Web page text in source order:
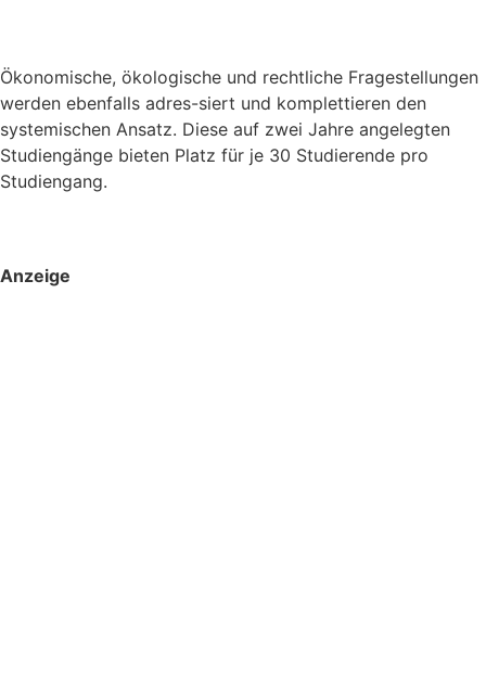
Ökonomische, ökologische und rechtliche Fragestellungen
werden ebenfalls adres-siert und komplettieren den
systemischen Ansatz. Diese auf zwei Jahre angelegten
Studiengänge bieten Platz für je 30 Studierende pro
Studiengang.
Anzeige